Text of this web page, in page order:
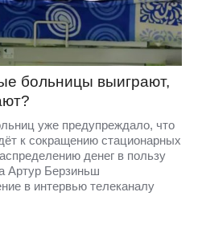
больницы выиграют,
уже предупреждало, что
к сокращению стационарных
денег в пользу
Артур Берзиньш
в интервью телеканалу